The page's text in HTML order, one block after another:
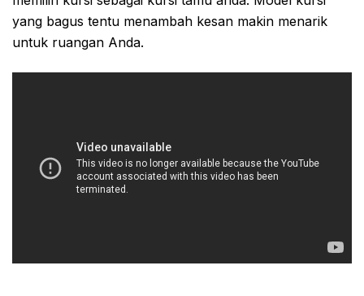
yang bagus tentu menambah kesan makin menarik
untuk ruangan Anda.